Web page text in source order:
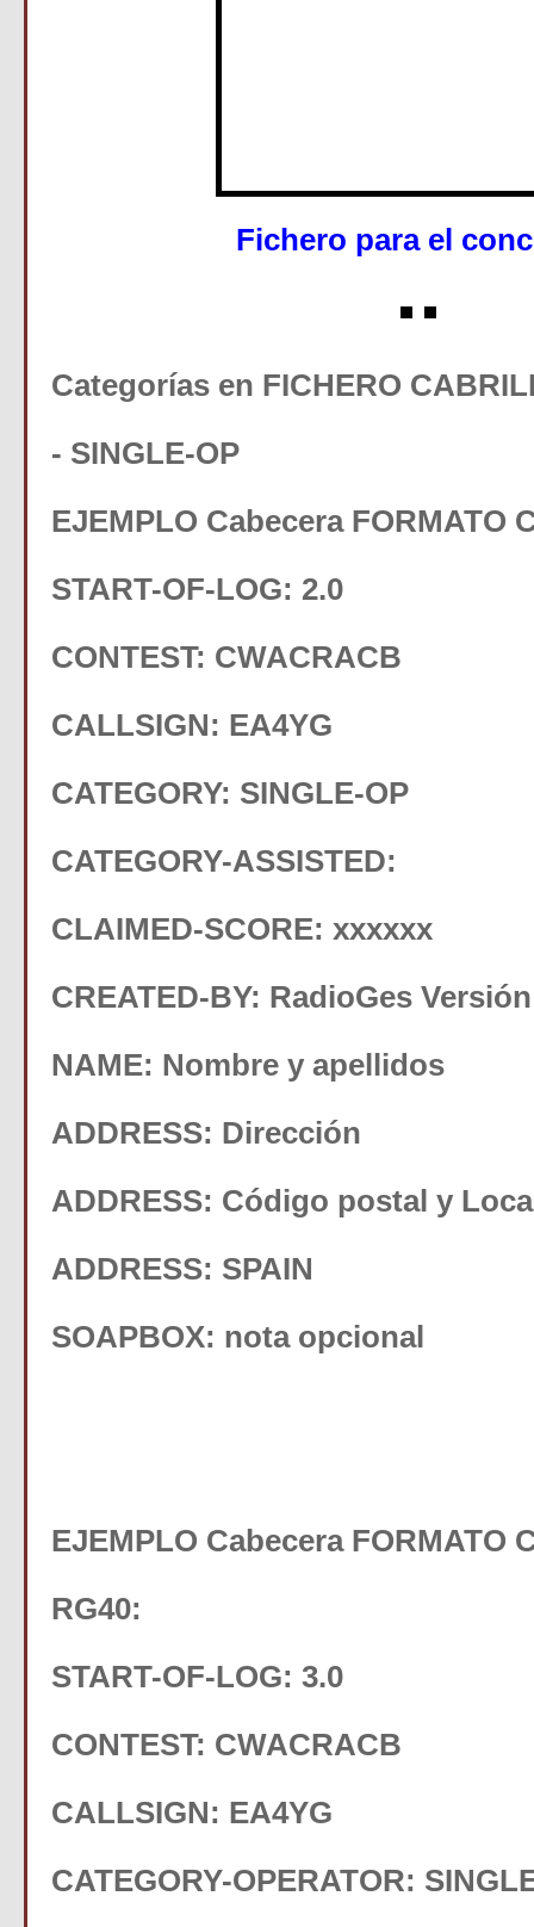
Fichero para el
Categorías en FICHERO
- SINGLE-OP
EJEMPLO Cabecera FORMATO
START-OF-LOG: 2.0
CONTEST: CWACRACB
CALLSIGN: EA4YG
CATEGORY: SINGLE-OP
CATEGORY-ASSISTED:
CLAIMED-SCORE: xxxxxx
CREATED-BY: RadioGes
NAME: Nombre y apellidos
ADDRESS: Dirección
ADDRESS: Código postal y
ADDRESS: SPAIN
SOAPBOX: nota opcional
EJEMPLO Cabecera FORMATO
RG40:
START-OF-LOG: 3.0
CONTEST: CWACRACB
CALLSIGN: EA4YG
CATEGORY-OPERATOR: